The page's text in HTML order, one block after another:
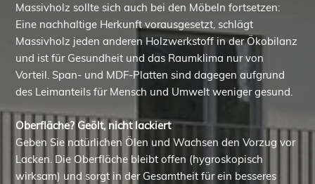
Massivholz sollte sich auch bei den Möbeln fortsetzen:
Eine nachhaltige Herkunft vorausgesetzt, schlägt
Massivholz jeden anderen Holzwerkstoff in der Ökobilanz
und ist für Gesundheit und das Raumklima nur von
Vorteil. Span- und MDF-Platten sind dagegen aufgrund
des Leimanteils für Mensch und Umwelt weniger gesund.
Oberfläche? Geölt, nicht lackiert
Geben Sie natürlichen Ölen und Wachsen den Vorzug vor
Lacken. Die Oberfläche bleibt offen (hygroskopisch
wirksam) und sorgt in der Gesamtheit für ein besseres